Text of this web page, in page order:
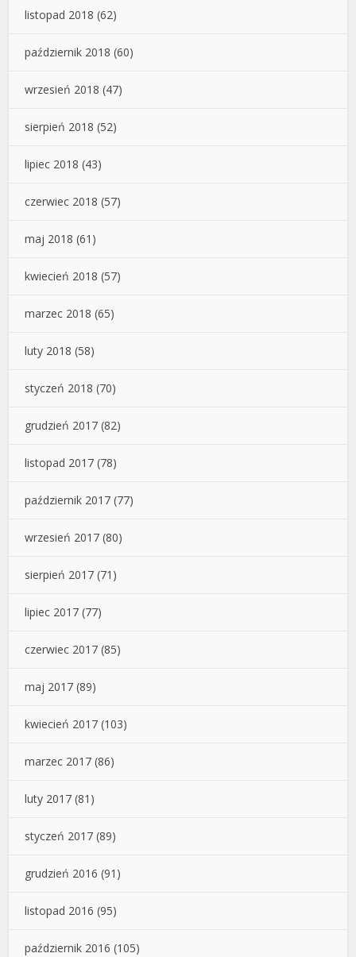
listopad 2018 (62)
październik 2018 (60)
wrzesień 2018 (47)
sierpień 2018 (52)
lipiec 2018 (43)
czerwiec 2018 (57)
maj 2018 (61)
kwiecień 2018 (57)
marzec 2018 (65)
luty 2018 (58)
styczeń 2018 (70)
grudzień 2017 (82)
listopad 2017 (78)
październik 2017 (77)
wrzesień 2017 (80)
sierpień 2017 (71)
lipiec 2017 (77)
czerwiec 2017 (85)
maj 2017 (89)
kwiecień 2017 (103)
marzec 2017 (86)
luty 2017 (81)
styczeń 2017 (89)
grudzień 2016 (91)
listopad 2016 (95)
październik 2016 (105)